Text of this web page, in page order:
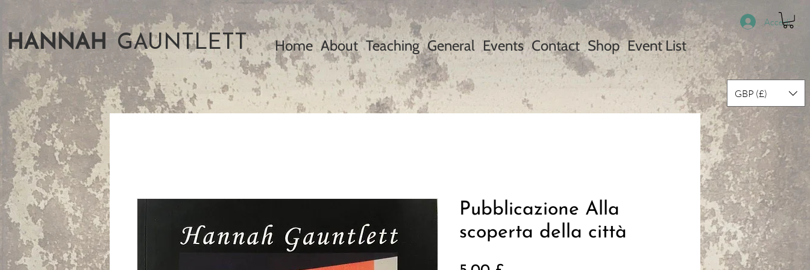
HANNAH GAUNTLETT
Accedi
Home About Teaching General Events Contact Shop Event List
GBP (£)
Pubblicazione Alla
scoperta della città